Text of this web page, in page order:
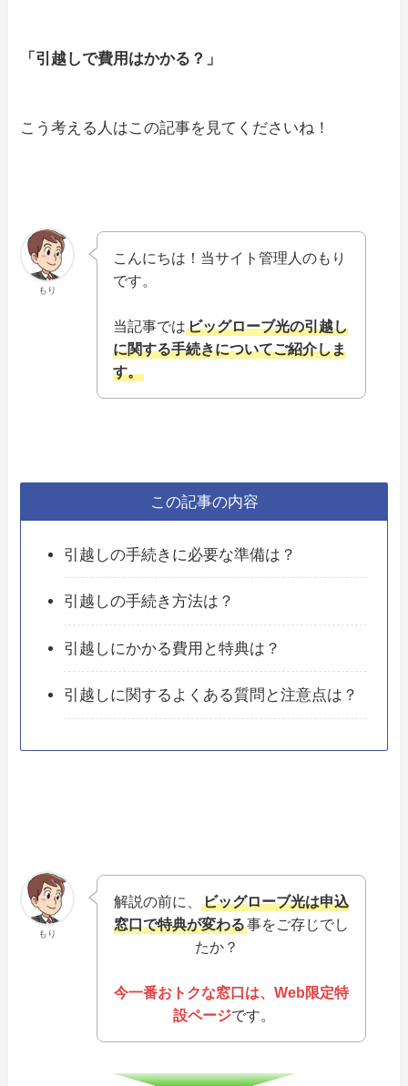
「引越しで費用はかかる？」
こう考える人はこの記事を見てくださいね！
もり
こんにちは！当サイト管理人のもり
です。
当記事ではビッグローブ光の引越し
に関する手続きについてご紹介しま
す。
この記事の内容
引越しの手続きに必要な準備は？
引越しの手続き方法は？
引越しにかかる費用と特典は？
引越しに関するよくある質問と注意点は？
もり
解説の前に、
ビッグローブ光は申込
窓口で特典が変わる事をご存じでし
たか？
今一番おトクな窓口は、Web限定特
設ページです。